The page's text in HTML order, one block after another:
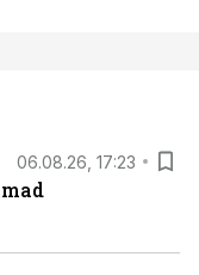
06.08.26, 17:23